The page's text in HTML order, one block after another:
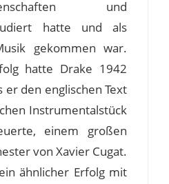
und
hatte und als
gekommen war.
hatte Drake 1942
er den englischen Text
Instrumentalstück
einem großen
von Xavier Cugat.
ähnlicher Erfolg mit